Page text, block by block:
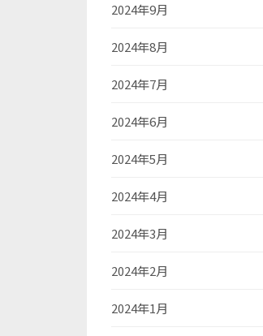
2024年9月
2024年8月
2024年7月
2024年6月
2024年5月
2024年4月
2024年3月
2024年2月
2024年1月